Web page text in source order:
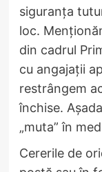
siguranţa
loc.
din cadrul
cu angajaţii
restrângem
închise.
„muta” în
​Cererile de